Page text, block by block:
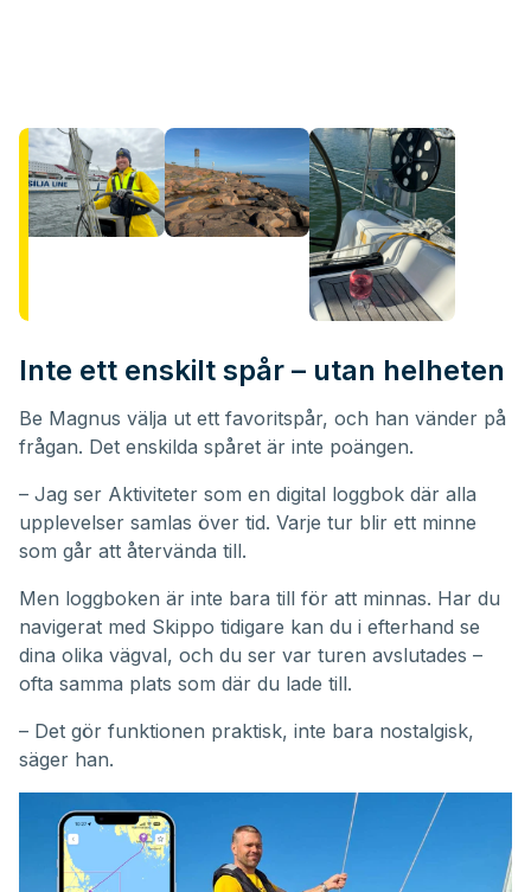
Inte ett enskilt spår – utan helheten
Be Magnus välja ut ett favoritspår, och han vänder på
frågan. Det enskilda spåret är inte poängen.
– Jag ser Aktiviteter som en digital loggbok där alla
upplevelser samlas över tid. Varje tur blir ett minne
som går att återvända till.
Men loggboken är inte bara till för att minnas. Har du
navigerat med Skippo tidigare kan du i efterhand se
dina olika vägval, och du ser var turen avslutades –
ofta samma plats som där du lade till.
– Det gör funktionen praktisk, inte bara nostalgisk,
säger han.